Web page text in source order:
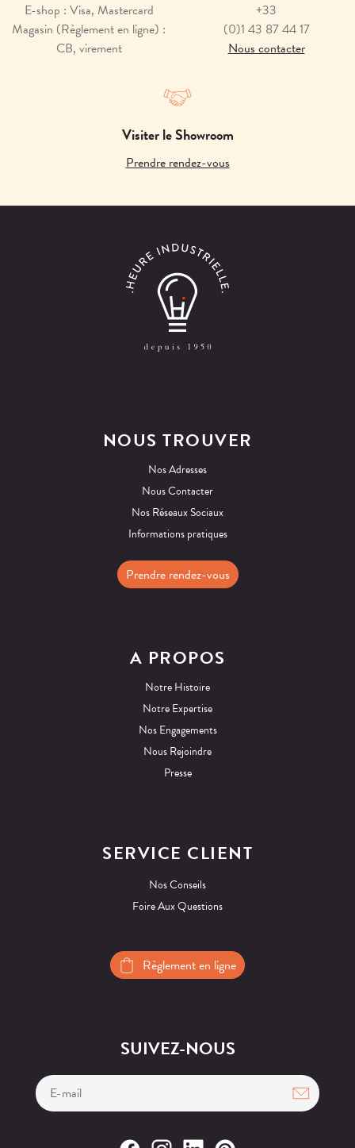
E-shop : Visa, Mastercard
Magasin (Règlement en ligne) :
CB, virement
+33
(0)1 43 87 44 17
Nous contacter
Visiter le Showroom
Prendre rendez-vous
NOUS TROUVER
Nos Adresses
Nous Contacter
Nos Réseaux Sociaux
Informations pratiques
Prendre rendez-vous
A PROPOS
Notre Histoire
Notre Expertise
Nos Engagements
Nous Rejoindre
Presse
SERVICE CLIENT
Nos Conseils
Foire Aux Questions
Règlement en ligne
SUIVEZ-NOUS